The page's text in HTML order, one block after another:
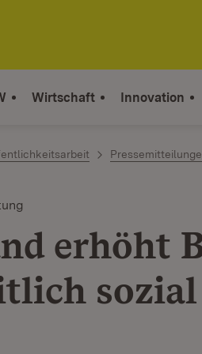
Wirtschaft Innovation
erhöht